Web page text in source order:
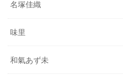
名塚佳織
味里
和氣あず未